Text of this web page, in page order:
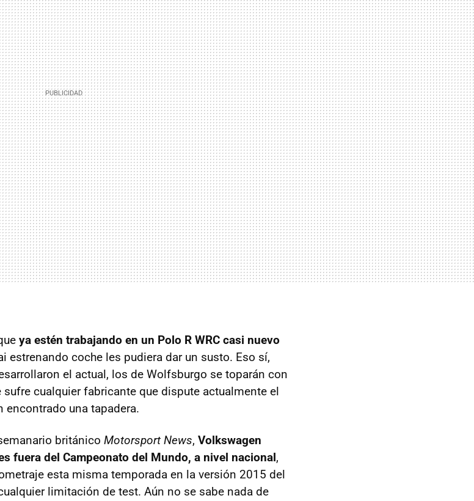
ya estén trabajando en un Polo R WRC casi nuevo
estrenando coche les pudiera dar un susto. Eso sí,
el actual, los de Wolfsburgo se toparán con
cualquier fabricante que dispute actualmente el
encontrado una tapadera.
británico Motorsport News, Volkswagen
fuera del Campeonato del Mundo, a nivel nacional,
esta misma temporada en la versión 2015 del
limitación de test. Aún no se sabe nada de